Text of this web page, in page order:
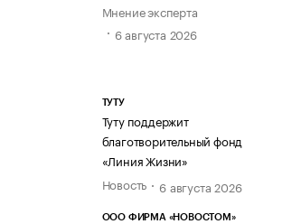
Мнение эксперта
6 августа 2026
ТУТУ
Туту поддержит
благотворительный фонд
«Линия Жизни»
Новость
6 августа 2026
ООО ФИРМА «НОВОСТОМ»